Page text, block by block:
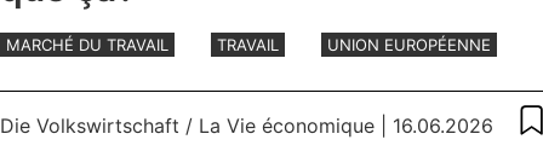
MARCHÉ DU TRAVAIL TRAVAIL UNION EUROPÉENNE
Die Volkswirtschaft / La Vie économique | 16.06.2026